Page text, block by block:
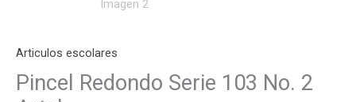
Articulos escolares
Pincel Redondo Serie 103 No. 2